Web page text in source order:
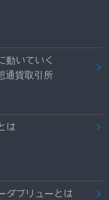
動いていく
通貨取引所
は
ダブリューとは